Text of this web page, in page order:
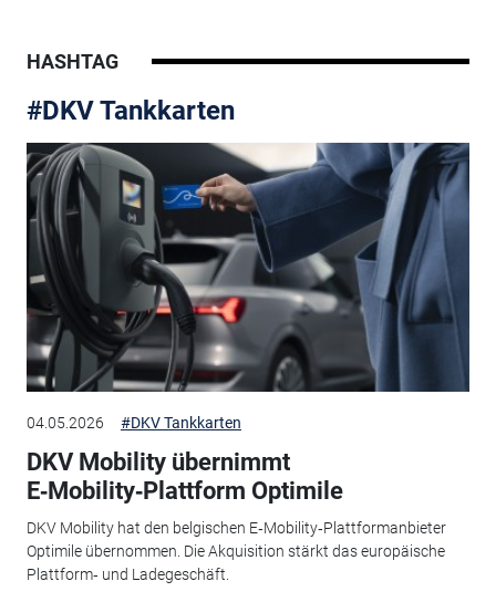
HASHTAG
#DKV Tankkarten
04.05.2026 #DKV Tankkarten
DKV Mobility übernimmt
E‑Mobility‑Plattform Optimile
DKV Mobility hat den belgischen E‑Mobility‑Plattformanbieter
Optimile übernommen. Die Akquisition stärkt das europäische
Plattform‑ und Ladegeschäft.